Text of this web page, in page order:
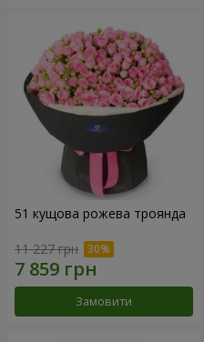
51 кущова рожева троянда
11 227 грн
Замовити